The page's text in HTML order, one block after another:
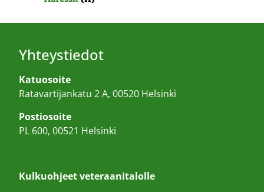
Yhteystiedot
Katuosoite
Ratavartijankatu 2 A, 00520 Helsinki
Postiosoite
PL 600, 00521 Helsinki
Kulkuohjeet veteraanitalolle